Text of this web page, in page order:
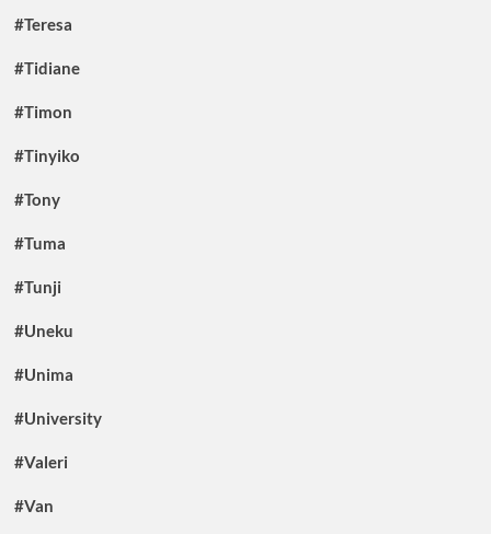
#Teresa
#Tidiane
#Timon
#Tinyiko
#Tony
#Tuma
#Tunji
#Uneku
#Unima
#University
#Valeri
#Van